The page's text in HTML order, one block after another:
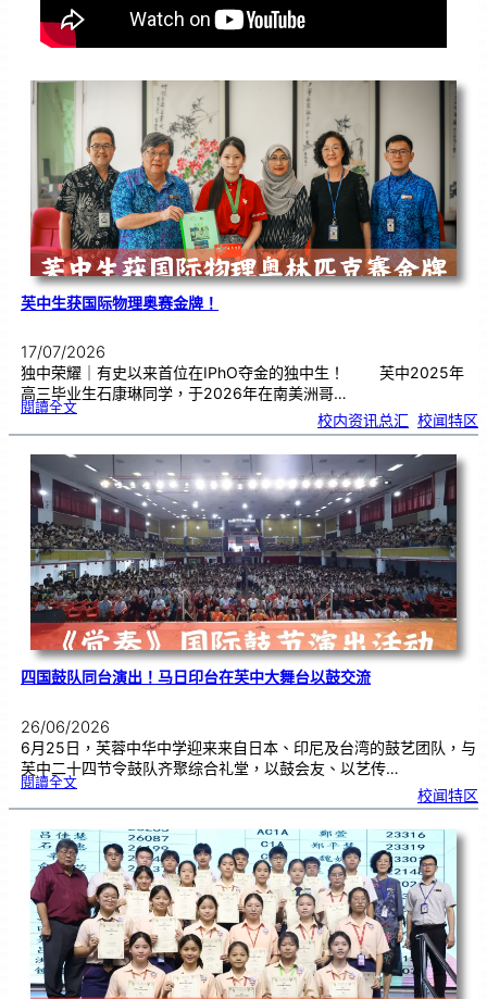
芙中生获国际物理奥赛金牌！
17/07/2026
独中荣耀｜有史以来首位在IPhO夺金的独中生！ 芙中2025年
高三毕业生石康琳同学，于2026年在南美洲哥…
閱讀全文:芙
获
际
物
理
赛
金
牌
！
校内资讯总汇 校闻特区
四国鼓队同台演出！马日印台在芙中大舞台以鼓交流
26/06/2026
6月25日，芙蓉中华中学迎来来自日本、印尼及台湾的鼓艺团队，与
芙中二十四节令鼓队齐聚综合礼堂，以鼓会友、以艺传…
閱讀全文:四
队
台
演
出
！
马
日
印
台
在
芙
中
大
舞
台
以
鼓
交
流
校闻特区